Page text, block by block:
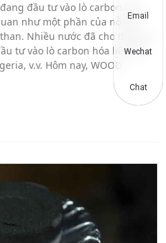
đầu tư vào lò carbon hóa
như một phần của nỗ lực
Nhiều nước đã cho thấy sự
tư vào lò carbon hóa liên tục,
v.v. Hôm nay, WOOD
Email
Wechat
Chat